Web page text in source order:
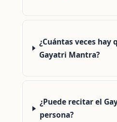
¿Cuántas veces hay
Gayatri Mantra?
¿Puede recitar el
persona?